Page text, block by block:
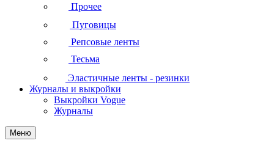
Прочее
Пуговицы
Репсовые ленты
Тесьма
Эластичные ленты - резинки
Журналы и выкройки
Выкройки Vogue
Журналы
Меню